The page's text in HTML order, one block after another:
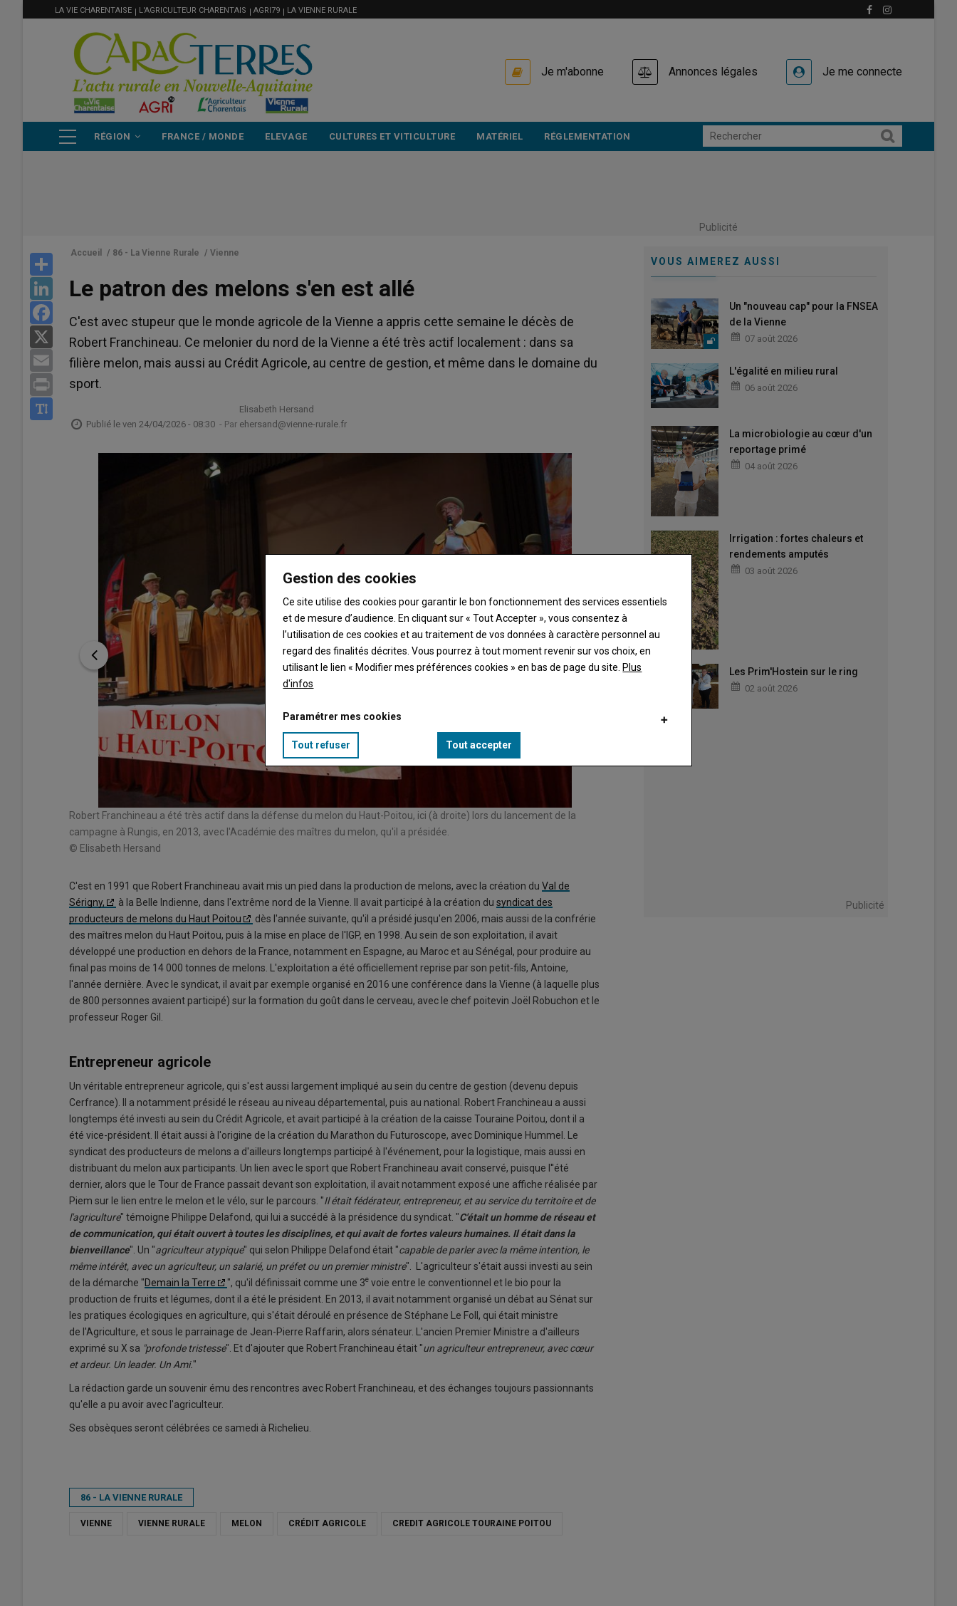
MENU
FILIÈRE
LA VIE CHARENTAISE L'AGRICULTEUR CHARENTAIS AGRI79 LA VIENNE RURALE
Je m'abonne Annonces légales Je me connecte
PRINCIPALE
RÉGION FRANCE / MONDE ELEVAGE CULTURES ET VITICULTURE MATÉRIEL RÉGLEMENTATION
Publicité
LinkedIn
Email
Print
Accueil / 86 - La Vienne Rurale / Vienne
Le patron des melons s'en est allé
C'est avec stupeur que le monde agricole de la Vienne a appris cette semaine le décès de
Robert Franchineau. Ce melonier du nord de la Vienne a été très actif localement : dans sa
filière melon, mais aussi au Crédit Agricole, au centre de gestion, et même dans le domaine du
sport.
Publié le ven 24/04/2026 - 08:30 - Par
Elisabeth Hersand
ehersand@vienne-rurale.fr
Robert Franchineau a été très actif dans la défense du melon du Haut-Poitou, ici (à droite) lors du lancement de la
campagne à Rungis, en 2013, avec l'Académie des maîtres du melon, qu'il a présidée.
© Elisabeth Hersand
C'est en 1991 que Robert Franchineau avait mis un pied dans la production de melons, avec la création du Val de
Sérigny,
à la Belle Indienne, dans l'extrême nord de la Vienne. Il avait participé à la création du syndicat des
producteurs de melons du Haut Poitou
dès l'année suivante, qu'il a présidé jusqu'en 2006, mais aussi de la confrérie
des maîtres melon du Haut Poitou, puis à la mise en place de l'IGP, en 1998. Au sein de son exploitation, il avait
développé une production en dehors de la France, notamment en Espagne, au Maroc et au Sénégal, pour produire au
final pas moins de 14 000 tonnes de melons. L'exploitation a été officiellement reprise par son petit-fils, Antoine,
l'année dernière. Avec le syndicat, il avait par exemple organisé en 2016 une conférence dans la Vienne (à laquelle plus
de 800 personnes avaient participé) sur la formation du goût dans le cerveau, avec le chef poitevin Joël Robuchon et le
professeur Roger Gil.
Entrepreneur agricole
Un véritable entrepreneur agricole, qui s'est aussi largement impliqué au sein du centre de gestion (devenu depuis
Cerfrance). Il a notamment présidé le réseau au niveau départemental, puis au national. Robert Franchineau a aussi
longtemps été investi au sein du Crédit Agricole, et avait participé à la création de la caisse Touraine Poitou, dont il a
été vice-président. Il était aussi à l'origine de la création du Marathon du Futuroscope, avec Dominique Hummel. Le
syndicat des producteurs de melons a d'ailleurs longtemps participé à l'événement, pour la logistique, mais aussi en
distribuant du melon aux participants. Un lien avec le sport que Robert Franchineau avait conservé, puisque l''été
dernier, alors que le Tour de France passait devant son exploitation, il avait notamment exposé une affiche réalisée par
Piem sur le lien entre le melon et le vélo, sur le parcours. "Il était fédérateur, entrepreneur, et au service du territoire et de
l'agriculture" témoigne Philippe Delafond, qui lui a succédé à la présidence du syndicat. "C'était un homme de réseau et
de communication, qui était ouvert à toutes les disciplines, et qui avait de fortes valeurs humaines. Il était dans la
bienveillance". Un "agriculteur atypique" qui selon Philippe Delafond était "capable de parler avec la même intention, le
même intérêt, avec un agriculteur, un salarié, un préfet ou un premier ministre". L'agriculteur s'était aussi investi au sein
de la démarche "Demain la Terre ", qu'il définissait comme une 3e voie entre le conventionnel et le bio pour la
production de fruits et légumes, dont il a été le président. En 2013, il avait notamment organisé un débat au Sénat sur
les pratiques écologiques en agriculture, qui s'était déroulé en présence de Stéphane Le Foll, qui était ministre
de l'Agriculture, et sous le parrainage de Jean-Pierre Raffarin, alors sénateur. L'ancien Premier Ministre a d'ailleurs
exprimé su X sa "profonde tristesse". Et d'ajouter que Robert Franchineau était "un agriculteur entrepreneur, avec cœur
et ardeur. Un leader. Un Ami."
La rédaction garde un souvenir ému des rencontres avec Robert Franchineau, et des échanges toujours passionnants
qu'elle a pu avoir avec l'agriculteur.
Ses obsèques seront célébrées ce samedi à Richelieu.
86 - LA VIENNE RURALE
VIENNE VIENNE RURALE MELON CRÉDIT AGRICOLE CREDIT AGRICOLE TOURAINE POITOU
VOUS AIMEREZ AUSSI
Un "nouveau cap" pour la FNSEA
de la Vienne
07 août 2026
L'égalité en milieu rural
06 août 2026
La microbiologie au cœur d'un
reportage primé
04 août 2026
Irrigation : fortes chaleurs et
rendements amputés
03 août 2026
Les Prim'Hostein sur le ring
02 août 2026
Publicité
Gestion des cookies
Ce site utilise des cookies pour garantir le bon fonctionnement des services essentiels
et de mesure d’audience. En cliquant sur « Tout Accepter », vous consentez à
l’utilisation de ces cookies et au traitement de vos données à caractère personnel au
regard des finalités décrites. Vous pourrez à tout moment revenir sur vos choix, en
utilisant le lien « Modifier mes préférences cookies » en bas de page du site. Plus
d'infos
Paramétrer mes cookies
Tout refuser Tout accepter